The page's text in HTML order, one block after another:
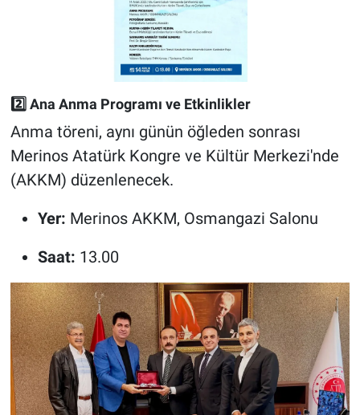
2️⃣ Ana Anma Programı ve Etkinlikler
Anma töreni, aynı günün öğleden sonrası
Merinos Atatürk Kongre ve Kültür Merkezi'nde
(AKKM) düzenlenecek.
Yer: Merinos AKKM, Osmangazi Salonu
Saat: 13.00